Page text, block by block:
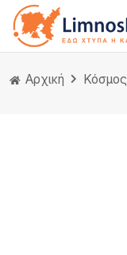
Αρχική Κόσμος